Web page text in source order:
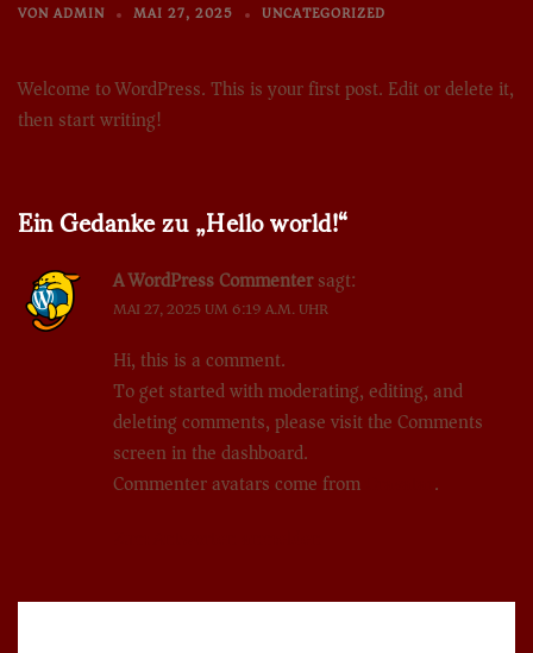
VONADMIN MAI 27, 2025 UNCATEGORIZED
Welcome to WordPress. This is your first post. Edit or delete it,
then start writing!
Ein Gedanke zu „Hello world!“
A WordPress Commentersagt:
MAI 27, 2025 UM 6:19 A.M. UHR
Hi, this is a comment.
To get started with moderating, editing, and
deleting comments, please visit the Comments
screen in the dashboard.
Commenter avatars come from
.